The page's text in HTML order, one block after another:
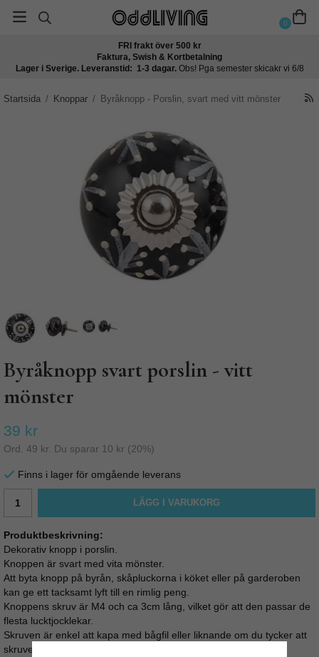
0
FRI frakt över 500 kr
Faktura, Swish & Kortbetalning
Lager i Sverige. Leveranstid: 1-3 dagar. Obs! Pga semester skicakr vi 6/8
Startsida / Knoppar / Byråknopp - Porslin, svart med vitt mönster
Byråknopp svart porslin - vitt
mönster
39 kr
Ord. 49 kr . Du sparar 10 kr (20%)
Finns i lager för omgående leverans
LÄGG I VARUKORG
Produktbeskrivning:
Dekorativ knopp i porslin.
Knoppen är svart med vita mönster.
Att byta knopp på byrån, skåpluckorna i köket eller på garderoben
kan ge ett tacksamt lyft till en rimlig peng.
Knoppens skruv är M4 och ca 3cm lång, vilket gör att den passar de
flesta lucktjocklekar.
Skruven är enkel att kapa med bågfil eller liknande om du tycker att
skruven sticker för långt ut i bakkant av luckan eller lådan.